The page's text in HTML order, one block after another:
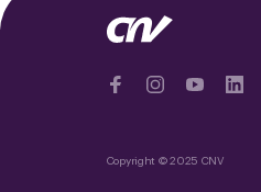
Copyright © 2025 CNV